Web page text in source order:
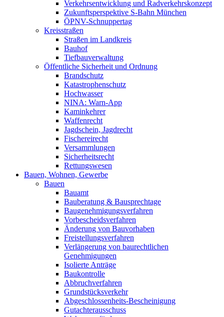
Verkehrsentwicklung und Radverkehrskonzept
Zukunftsperspektive S-Bahn München
ÖPNV-Schnuppertag
Kreisstraßen
Straßen im Landkreis
Bauhof
Tiefbauverwaltung
Öffentliche Sicherheit und Ordnung
Brandschutz
Katastrophenschutz
Hochwasser
NINA: Warn-App
Kaminkehrer
Waffenrecht
Jagdschein, Jagdrecht
Fischereirecht
Versammlungen
Sicherheitsrecht
Rettungswesen
Bauen, Wohnen, Gewerbe
Bauen
Bauamt
Bauberatung & Bausprechtage
Baugenehmigungsverfahren
Vorbescheidsverfahren
Änderung von Bauvorhaben
Freistellungsverfahren
Verlängerung von baurechtlichen
Genehmigungen
Isolierte Anträge
Baukontrolle
Abbruchverfahren
Grundstücksverkehr
Abgeschlossenheits-Bescheinigung
Gutachterausschuss